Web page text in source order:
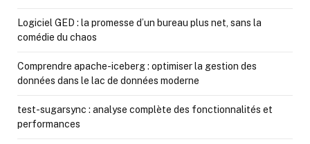
Logiciel GED : la promesse d’un bureau plus net, sans la
comédie du chaos
Comprendre apache-iceberg : optimiser la gestion des
données dans le lac de données moderne
test-sugarsync : analyse complète des fonctionnalités et
performances